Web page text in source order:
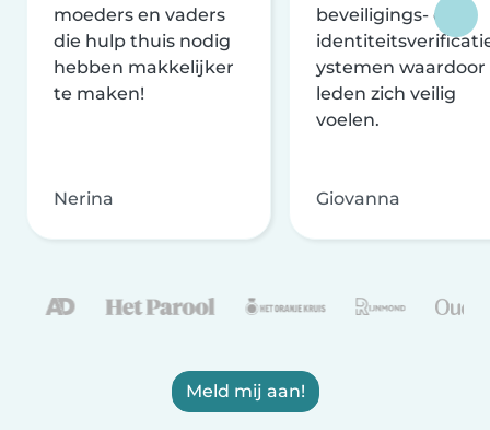
moeders en vaders
die hulp thuis nodig
hebben makkelijker
te maken!
Nerina
beveiligings- en
ystemen waardoor
leden zich veilig
voelen.
Giovanna
Meld mij aan!